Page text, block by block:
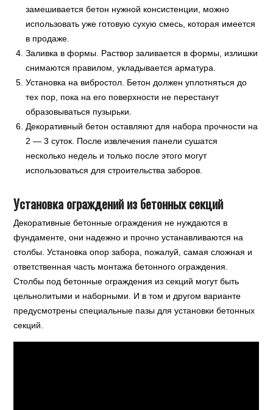
замешивается бетон нужной консистенции, можно
использовать уже готовую сухую смесь, которая имеется
в продаже.
Заливка в формы. Раствор заливается в формы, излишки
снимаются правилом, укладывается арматура.
Установка на вибростол. Бетон должен уплотняться до
тех пор, пока на его поверхности не перестанут
образовываться пузырьки.
Декоративный бетон оставляют для набора прочности на
2 — 3 суток. После извлечения панели сушатся
несколько недель и только после этого могут
использоваться для строительства заборов.
Установка ограждений из бетонных секций
Декоративные бетонные ограждения не нуждаются в
фундаменте, они надежно и прочно устанавливаются на
столбы. Установка опор забора, пожалуй, самая сложная и
ответственная часть монтажа бетонного ограждения.
Столбы под бетонные ограждения из секций могут быть
цельнолитыми и наборными. И в том и другом варианте
предусмотрены специальные пазы для установки бетонных
секций.